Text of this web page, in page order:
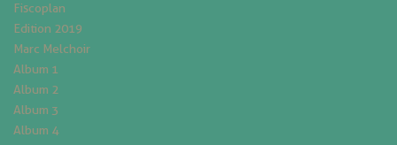
Fiscoplan
Edition 2019
Marc Melchoir
Album 1
Album 2
Album 3
Album 4